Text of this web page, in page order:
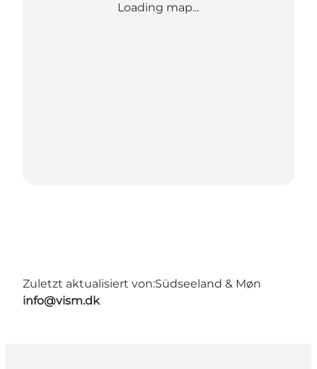
Loading map...
Zuletzt aktualisiert von:Südseeland & Møn
info@vism.dk